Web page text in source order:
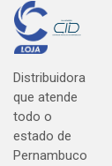
Distribuidora
que atende
todo o
estado de
Pernambuco